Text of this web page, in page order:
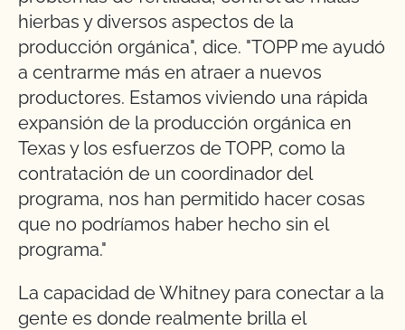
hierbas y diversos aspectos de la
producción orgánica", dice. "TOPP me ayudó
a centrarme más en atraer a nuevos
productores. Estamos viviendo una rápida
expansión de la producción orgánica en
Texas y los esfuerzos de TOPP, como la
contratación de un coordinador del
programa, nos han permitido hacer cosas
que no podríamos haber hecho sin el
programa."
La capacidad de Whitney para conectar a la
gente es donde realmente brilla el